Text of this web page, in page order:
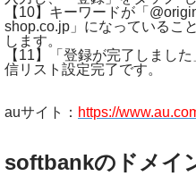
【10】キーワードが「
shop.co.jp」になっているこ
します。
【11】「登録が完了しまし
信リスト設定完了です。
auサイト： https://
softbankのドメイ